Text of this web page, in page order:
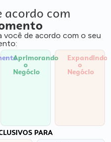
acordo com
você de acordo com o seu
Aprimorando
o
Negócio
Expandindo
o
Negócio
PARA